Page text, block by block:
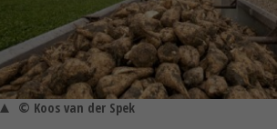
© Koos van der Spek